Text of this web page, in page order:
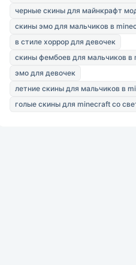
черные скины для майнкрафт
скины эмо для мальчиков в
в стиле хоррор для девочек
скины фембоев для мальчиков в
эмо для девочек
летние скины для мальчиков в
голые скины для minecraft со